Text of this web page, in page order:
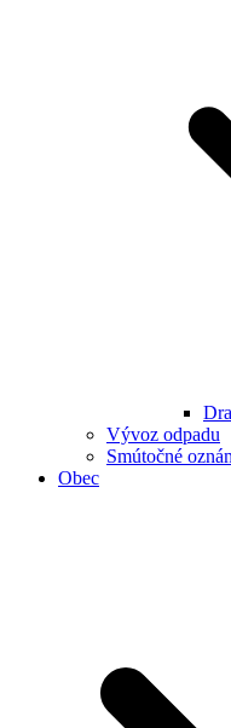
Vývoz odpadu
Smútočné
Obec